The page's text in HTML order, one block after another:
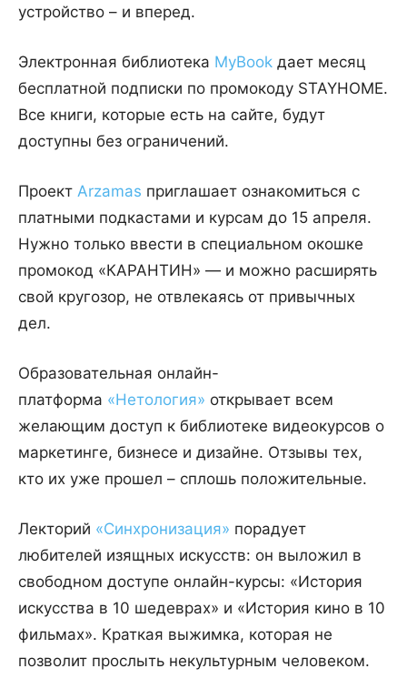
устройство – и вперед.
Электронная библиотека MyBook дает месяц
бесплатной подписки по промокоду STAYHOME.
Все книги, которые есть на сайте, будут
доступны без ограничений.
Проект Arzamas приглашает ознакомиться с
платными подкастами и курсам до 15 апреля.
Нужно только ввести в специальном окошке
промокод «КАРАНТИН» — и можно расширять
свой кругозор, не отвлекаясь от привычных
дел.
Образовательная онлайн-
платформа «Нетология» открывает всем
желающим доступ к библиотеке видеокурсов о
маркетинге, бизнесе и дизайне. Отзывы тех,
кто их уже прошел – сплошь положительные.
Лекторий «Синхронизация» порадует
любителей изящных искусств: он выложил в
свободном доступе онлайн-курсы: «История
искусства в 10 шедеврах» и «История кино в 10
фильмах». Краткая выжимка, которая не
позволит прослыть некультурным человеком.